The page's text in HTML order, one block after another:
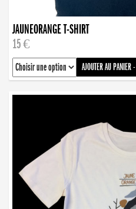
JAUNEORANGE T-SHIRT
15 €
AJOUTER AU PANIER-